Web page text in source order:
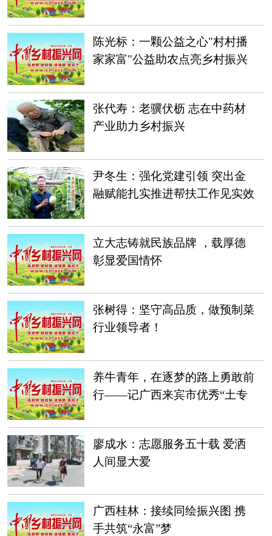
陈光标：一颗公益之心"村村播
家家富"公益助农点亮乡村振兴
张代寿：老骥伏枥 志在中药材
产业助力乡村振兴
尹冬生：强化党建引领 突出金
融赋能扎实推进帮扶工作见实效
立大志铸就民族品牌 ，载厚德
彰显爱国情怀
张树得：坚守高品质，做预制菜
行业领导者！
养牛青年，在逐梦的路上勇敢前
行——记广西来宾市优秀“土专
廖成水：志愿服务五十载 爱洒
人间显大爱
广西桂林：接续同绘振兴图 携
手共筑“永富”梦